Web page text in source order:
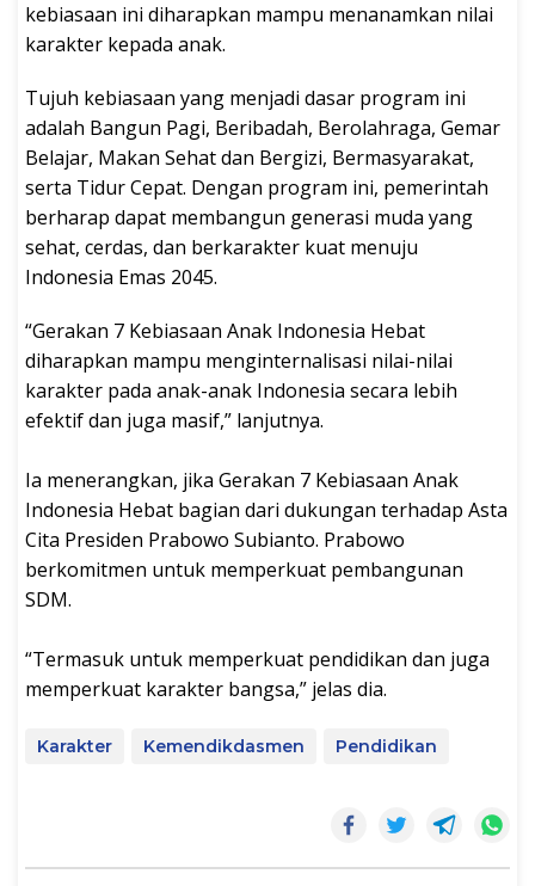
kebiasaan ini diharapkan mampu menanamkan nilai
karakter kepada anak.
Tujuh kebiasaan yang menjadi dasar program ini
adalah Bangun Pagi, Beribadah, Berolahraga, Gemar
Belajar, Makan Sehat dan Bergizi, Bermasyarakat,
serta Tidur Cepat. Dengan program ini, pemerintah
berharap dapat membangun generasi muda yang
sehat, cerdas, dan berkarakter kuat menuju
Indonesia Emas 2045.
“Gerakan 7 Kebiasaan Anak Indonesia Hebat
diharapkan mampu menginternalisasi nilai-nilai
karakter pada anak-anak Indonesia secara lebih
efektif dan juga masif,” lanjutnya.
Ia menerangkan, jika Gerakan 7 Kebiasaan Anak
Indonesia Hebat bagian dari dukungan terhadap Asta
Cita Presiden Prabowo Subianto. Prabowo
berkomitmen untuk memperkuat pembangunan
SDM.
“Termasuk untuk memperkuat pendidikan dan juga
memperkuat karakter bangsa,” jelas dia.
Karakter Kemendikdasmen Pendidikan